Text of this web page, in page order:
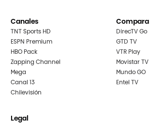
Canales
TNT Sports HD
ESPN Premium
HBO Pack
Zapping Channel
Mega
Canal 13
Chilevisión
Compara
DirecTV Go
GTD TV
VTR Play
Movistar TV
Mundo GO
Entel TV
Legal